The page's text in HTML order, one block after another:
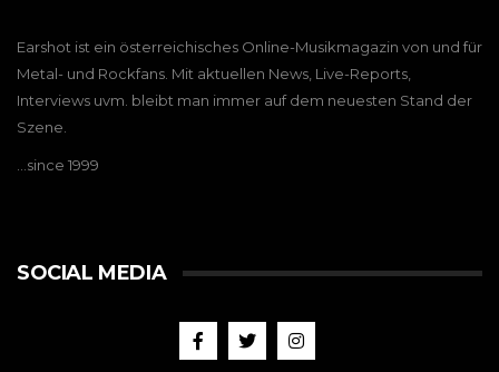
Earshot ist ein österreichisches Online-Musikmagazin von und für
Metal- und Rockfans. Mit aktuellen News, Live-Reports,
Interviews uvm. bleibt man immer auf dem neuesten Stand der
Szene.
…since 1999
SOCIAL MEDIA